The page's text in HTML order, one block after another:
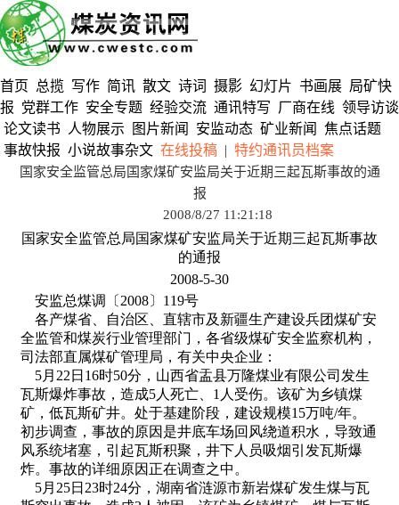
首页 总揽 写作 简讯 散文 诗词 摄影 幻灯片 书画展 局矿快
报 党群工作 安全专题 经验交流 通讯特写 厂商在线 领导访谈
论文读书
人物展示 图片新闻 安监动态 矿业新闻
焦点话题
事故快报 小说故事杂文 在线投稿 | 特约通讯员档案
国家安全监管总局国家煤矿安监局关于近期三起瓦斯事故的通
报
2008/8/27 11:21:18